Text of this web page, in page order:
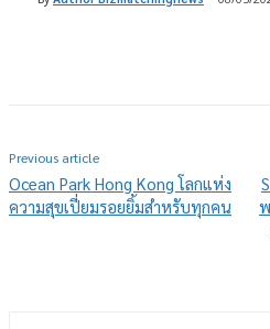
Previous article
Ocean Park Hong Kong โลกแห่ง
ความสุขเปี่ยมรอยยิ้มสำหรับทุกคน